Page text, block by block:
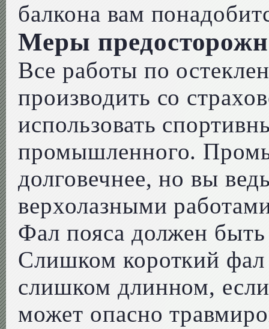
балкона вам
Меры
Все работы по
производить со
использовать
промышленного.
долговечнее, но вы
верхолазными
Фал пояса должен
Слишком короткий фал
слишком длинном,
может опасно